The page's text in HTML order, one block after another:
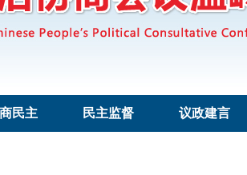
民主 民主监督 议政建言